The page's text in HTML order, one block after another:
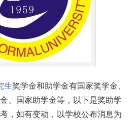
生奖学金和助学金有国家奖学金、
、国家助学金等，以下是奖助学
，如有变动，以学校公布消息为